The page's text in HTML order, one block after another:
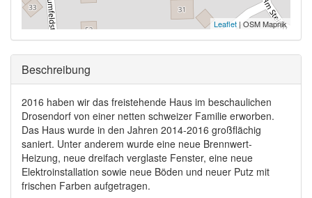
Leaflet | OSM Mapnik
Ausblenden
Beschreibung
2016 haben wir das freistehende Haus im beschaulichen
Drosendorf von einer netten schweizer Familie erworben.
Das Haus wurde in den Jahren 2014-2016 großflächig
saniert. Unter anderem wurde eine neue Brennwert-
Heizung, neue dreifach verglaste Fenster, eine neue
Elektroinstallation sowie neue Böden und neuer Putz mit
frischen Farben aufgetragen.